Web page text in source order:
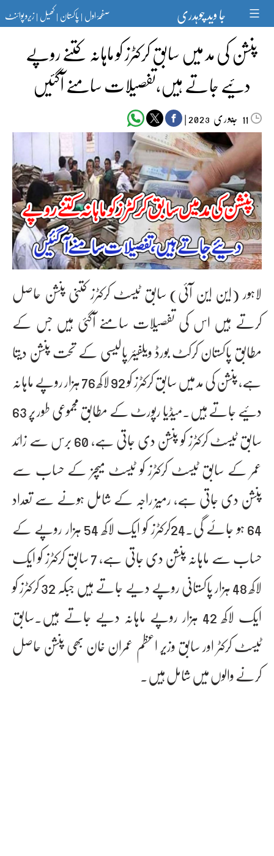
content جا وید چوہدری صفحۂ اول|پاکستان|کھیل|زیرو پوائنٹ
پنشن کی مد میں سابق کرکٹرز کو ماہانہ کتنے روپے
دئیے جاتے ہیں،تفصیلات سامنے آگئیں
11 جنوری‬‮ |
لاہور (این این آئی) سابق ٹیسٹ کرکٹرز کتنی پنشن حاصل
کرتے ہیں اس کی تفصیلات سامنے آگئی ہیں جس کے
مطابق پاکستان کرکٹ بورڈ ویلفیئر پالیسی کے تحت پنشن دیتا
ہے، پنشن کی مد میں سابق کرکٹرز کو 92 لاکھ 76 ہزار روپے ماہانہ
دئیے جاتے ہیں۔میڈیا رپورٹ کے مطابق مجموعی طور پر 63
سابق ٹیسٹ کرکٹرز کو پنشن دی جاتی ہے، 60 برس سے زائد
عمر کے سابق ٹیسٹ کرکٹرز کو ٹیسٹ میچز کے حساب سے
پنشن دی جاتی ہے، رمیز راجہ کے شامل ہونے سے تعداد
64 ہو جائے گی۔24کرکٹرز کو ایک لاکھ 54 ہزار روپے کے
حساب سے ماہانہ پنشن دی جاتی ہے، 7 سابق کرکٹرز کو ایک
لاکھ 48 ہزار پاکستانی روپے دیے جاتے ہیں جبکہ 32 کرکٹرز کو
ایک لاکھ 42 ہزار روپے ماہانہ دیے جاتے ہیں۔سابق
ٹیسٹ کرکٹر اور سابق وزیر اعظم عمران خان بھی پنشن حاصل
کرنے والوں میں شامل ہیں۔